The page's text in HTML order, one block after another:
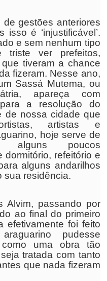
gestões anteriores
isso é ‘injustificável’.
e sem nenhum tipo
triste ver prefeitos,
que tiveram a chance
fizeram. Nesse ano,
Sassá Mutema, ou
apareça com
a resolução do
de nossa cidade que
artistas e
hoje serve de
alguns poucos
dormitório, refeitório e
alguns andarilhos
sua residência.
Alvim, passando por
ao final do primeiro
efetivamente foi feito
pudesse
uma obra tão
tratada com tanto
que nada fizeram